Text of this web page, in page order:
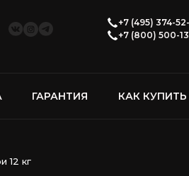
+7 (495) 374-
+7 (800) 500-
ГАРАНТИЯ КАК КУПИТЬ
12 кг